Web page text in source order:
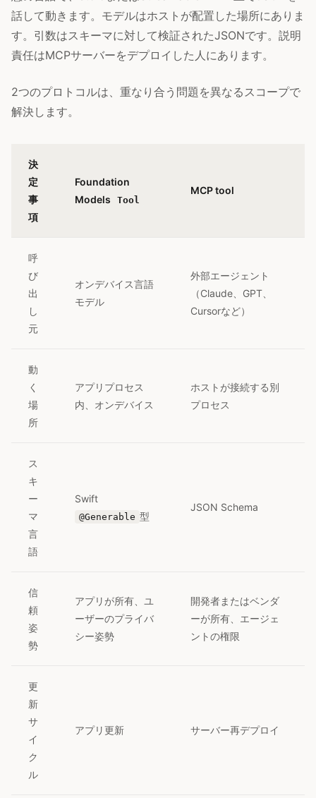
話して動きます。モデルはホストが配置した場所にありま
す。引数はスキーマに対して検証されたJSONです。説明
責任はMCPサーバーをデプロイした人にあります。
2つのプロトコルは、重なり合う問題を異なるスコープで
解決します。
決
定
事
項
Foundation
Models
Tool
MCP tool
呼
び
出
し
元
オンデバイス言語
モデル
外部エージェント
（Claude、GPT、
Cursorなど）
動
く
場
所
アプリプロセス
内、オンデバイス
ホストが接続する別
プロセス
ス
キ
ー
マ
言
語
Swift
@Generable 型
JSON Schema
信
頼
姿
勢
アプリが所有、ユ
ーザーのプライバ
シー姿勢
開発者またはベンダ
ーが所有、エージェ
ントの権限
更
新
サ
イ
ク
ル
アプリ更新 サーバー再デプロイ